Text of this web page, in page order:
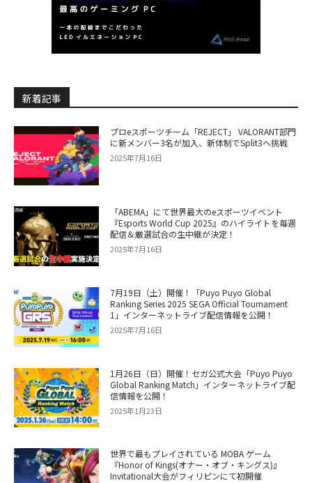
新着記事
プロeスポーツチーム「REJECT」 VALORANT部門
に新メンバー3名が加入、新体制でSplit3へ挑戦
2025年7月16日
「ABEMA」にて世界最大のeスポーツイベント
『Esports World Cup 2025』のハイライトを毎週
配信＆厳選試合の生中継が決定！
2025年7月16日
7月19日（土）開催！「Puyo Puyo Global
Ranking Series 2025 SEGA Official Tournament
1」インターネットライブ配信情報を公開！
2025年7月16日
1月26日（日）開催！セガ公式大会「Puyo Puyo
Global Ranking Match」インターネットライブ配
信情報を公開！
2025年1月23日
世界で最もプレイされている MOBA ゲーム
『Honor of Kings(オナー・オブ・キングス)』
Invitational大会がフィリピンにて初開催